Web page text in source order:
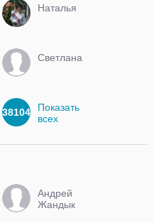
Наталья
Светлана
38104
Показать
всех
Андрей
Жандык